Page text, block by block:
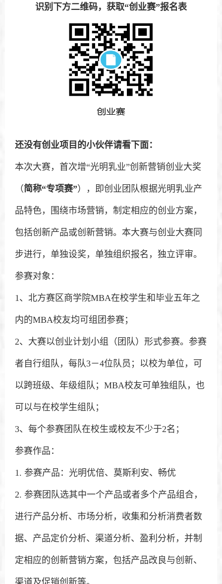
识别下方二维码，获取“创业赛”报名表
还没有创业项目的小伙伴请看下面：
本次大赛，首次增“光明乳业”创新营销创业大奖
（简称“专项赛”），即创业团队根据光明乳业产
品特色，围绕市场营销，制定相应的创业方案，
包括创新产品或创新营销。本大赛与创业大赛同
步进行，单独设奖，单独组织报名，独立评审。
参赛对象：
1、北方赛区商学院MBA在校学生和毕业五年之
内的MBA校友均可组团参赛；
2、大赛以创业计划小组（团队）形式参赛。参赛
者自行组队，每队3－4位队员；以校为单位，可
以跨班级、年级组队；MBA校友可单独组队，也
可以与在校学生组队；
3、每个参赛团队在校生或校友不少于2名；
参赛作品：
1. 参赛产品：光明优倍、莫斯利安、畅优
2. 参赛团队选其中一个产品或者多个产品组合，
进行产品分析、市场分析，收集和分析消费者数
据、产品定价分析、渠道分析、盈利分析，并制
定相应的创新营销方案，包括产品改良与创新、